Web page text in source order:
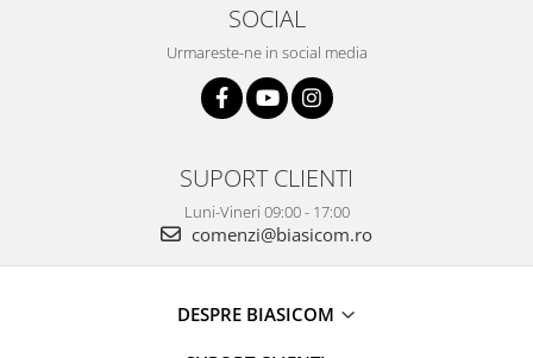
Climatizare & incalzire
Accesorii aparate climatizare
Purificatoare
SOCIAL
Urmareste-ne in social media
SUPORT CLIENTI
Luni-Vineri 09:00 - 17:00
comenzi@biasicom.ro
DESPRE BIASICOM